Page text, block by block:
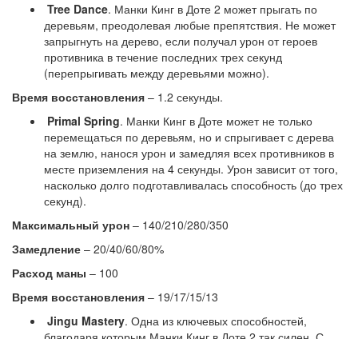
Tree Dance. Манки Кинг в Доте 2 может прыгать по
деревьям, преодолевая любые препятствия. Не может
запрыгнуть на дерево, если получал урон от героев
противника в течение последних трех секунд
(перепрыгивать между деревьями можно).
Время восстановления – 1.2 секунды.
Primal Spring. Манки Кинг в Доте может не только
перемещаться по деревьям, но и спрыгивает с дерева
на землю, нанося урон и замедляя всех противников в
месте приземления на 4 секунды. Урон зависит от того,
насколько долго подготавливалась способность (до трех
секунд).
Максимальный урон – 140/210/280/350
Замедление – 20/40/60/80%
Расход маны – 100
Время восстановления – 19/17/15/13
Jingu Mastery. Одна из ключевых способностей,